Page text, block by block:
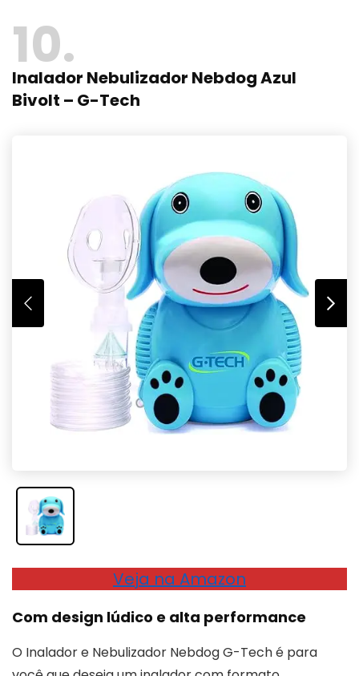
10
Inalador Nebulizador Nebdog Azul
Bivolt – G-Tech
Veja na Amazon
Com design lúdico e alta performance
O Inalador e Nebulizador Nebdog G-Tech é para